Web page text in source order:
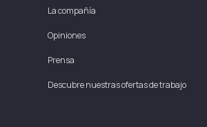
La compañía
Opiniones
Prensa
Descubre nuestras ofertas de trabajo